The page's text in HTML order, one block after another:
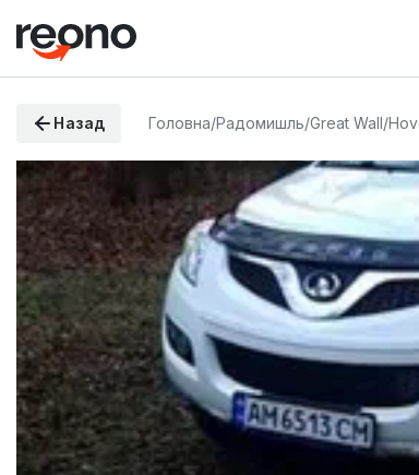
Назад Головна/Радомишль/Great Wall/